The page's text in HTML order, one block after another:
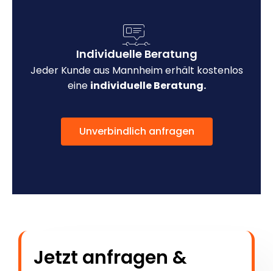
Individuelle Beratung
Jeder Kunde aus Mannheim erhält kostenlos
eine individuelle Beratung.
Unverbindlich anfragen
Jetzt anfragen &